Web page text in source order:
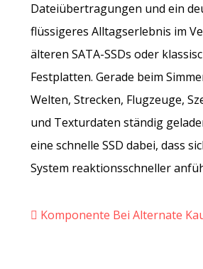
Dateiübertragungen und ein
flüssigeres Alltagserlebnis im
älteren SATA-SSDs oder
Festplatten. Gerade beim
Welten, Strecken, Flugzeuge,
und Texturdaten ständig
eine schnelle SSD dabei, dass
System reaktionsschneller
Komponente Bei Alternate